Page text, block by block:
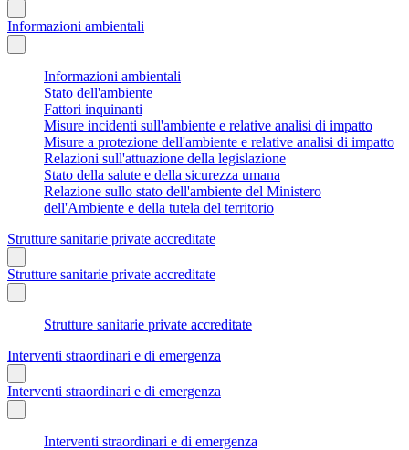
Informazioni ambientali
Informazioni ambientali
Stato dell'ambiente
Fattori inquinanti
Misure incidenti sull'ambiente e relative analisi di impatto
Misure a protezione dell'ambiente e relative analisi di impatto
Relazioni sull'attuazione della legislazione
Stato della salute e della sicurezza umana
Relazione sullo stato dell'ambiente del Ministero
dell'Ambiente e della tutela del territorio
Strutture sanitarie private accreditate
Strutture sanitarie private accreditate
Strutture sanitarie private accreditate
Interventi straordinari e di emergenza
Interventi straordinari e di emergenza
Interventi straordinari e di emergenza